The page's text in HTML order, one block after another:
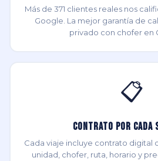
Más de 371 clientes reales nos
Google. La mejor garantía de
privado con chofer en
📋
Contrato por Cada
Cada viaje incluye contrato digital
unidad, chofer, ruta, horario y